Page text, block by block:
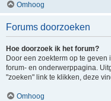
Omhoog
Forums doorzoeken
Hoe doorzoek ik het forum?
Door een zoekterm op te
forum- en onderwerppagina.
"zoeken" link te klikken, deze
Omhoog